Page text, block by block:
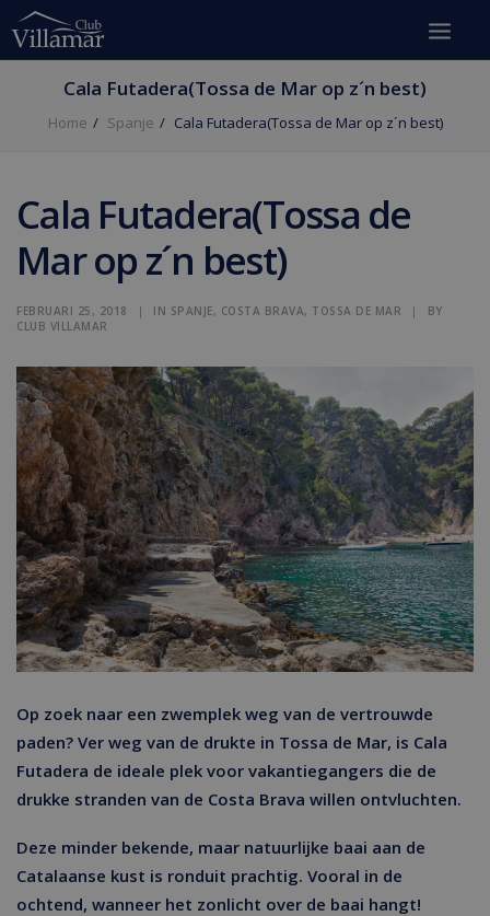
Cala Futadera(Tossa de Mar op z´n best)
Home Spanje Cala Futadera(Tossa de Mar op z´n best)
Cala Futadera(Tossa de
Mar op z´n best)
FEBRUARI 25, 2018 | IN SPANJE, COSTA BRAVA, TOSSA DE MAR |
BY
CLUB VILLAMAR
Op zoek naar een zwemplek weg van de vertrouwde
paden? Ver weg van de drukte in Tossa de Mar, is Cala
Futadera de ideale plek voor vakantiegangers die de
drukke stranden van de Costa Brava willen ontvluchten.
Deze minder bekende, maar natuurlijke baai aan de
Catalaanse kust is ronduit prachtig. Vooral in de
ochtend, wanneer het zonlicht over de baai hangt!